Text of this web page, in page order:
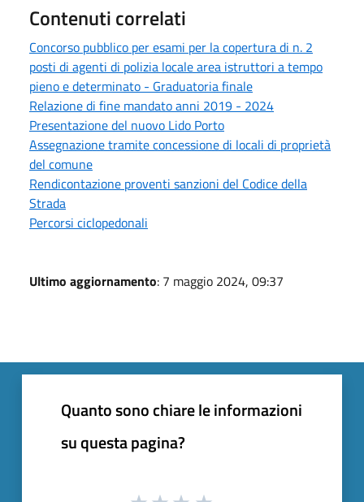
Contenuti correlati
Concorso pubblico per esami per la copertura di n. 2
posti di agenti di polizia locale area istruttori a tempo
pieno e determinato - Graduatoria finale
Relazione di fine mandato anni 2019 - 2024
Presentazione del nuovo Lido Porto
Assegnazione tramite concessione di locali di proprietà
del comune
Rendicontazione proventi sanzioni del Codice della
Strada
Percorsi ciclopedonali
Ultimo aggiornamento: 7 maggio 2024, 09:37
Quanto sono chiare le informazioni
su questa pagina?